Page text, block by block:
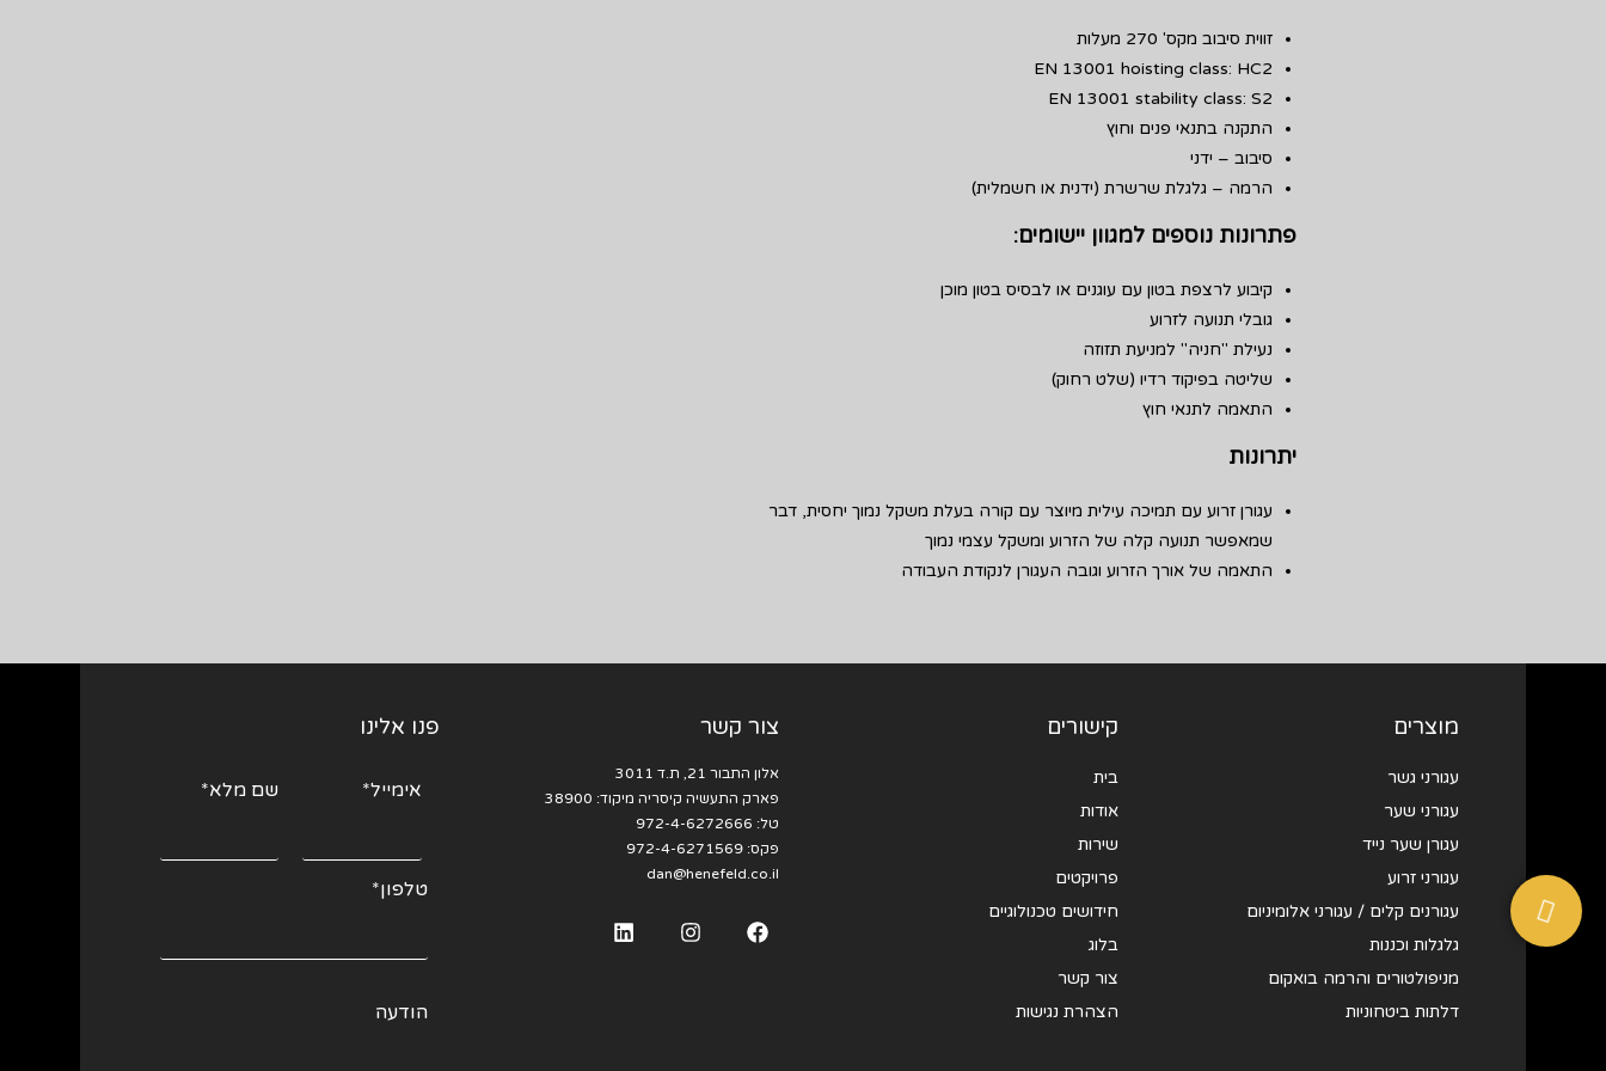
זווית סיבוב מקס' 270 מעלות
EN 13001 hoisting class: HC2
EN 13001 stability class: S2
התקנה בתנאי פנים וחוץ
סיבוב – ידני
הרמה – גלגלת שרשרת (ידנית או חשמלית)
פתרונות נוספים למגוון יישומים:
קיבוע לרצפת בטון עם עוגנים או לבסיס בטון מוכן
גובלי תנועה לזרוע
נעילת "חניה" למניעת תזוזה
שליטה בפיקוד רדיו (שלט רחוק)
התאמה לתנאי חוץ
יתרונות
עגורן זרוע עם תמיכה עילית מיוצר עם קורה בעלת משקל נמוך יחסית, דבר
שמאפשר תנועה קלה של הזרוע ומשקל עצמי נמוך
התאמה של אורך הזרוע וגובה העגורן לנקודת העבודה
מוצרים
עגורני גשר
עגורני שער
עגורן שער נייד
עגורני זרוע
עגורנים קלים / עגורני אלומיניום
גלגלות וכננות
מניפולטורים והרמה בואקום
דלתות ביטחוניות
קישורים
בית
אודות
שירות
פרויקטים
חידושים טכנולוגיים
בלוג
צור קשר
הצהרת נגישות
צור קשר
אלון התבור 21, ת.ד 3011
פארק התעשיה קיסריה מיקוד: 38900
טל: 972-4-6272666
פקס: 972-4-6271569
dan@henefeld.co.il
פנו אלינו
שם מלא* אימייל*
טלפון*
הודעה